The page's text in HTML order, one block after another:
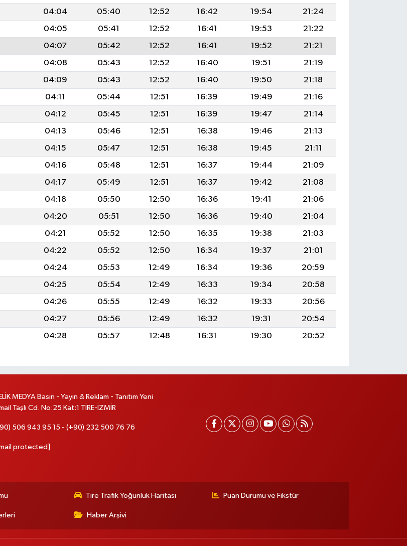
04:04 05:40 12:52 16:42 19:54
21:24
04:05 05:41 12:52 16:41 19:53
21:22
04:07 05:42 12:52 16:41 19:52
21:21
04:08 05:43 12:52 16:40 19:51
21:19
04:09 05:43 12:52 16:40 19:50
21:18
04:11 05:44 12:51 16:39 19:49
21:16
04:12 05:45 12:51 16:39 19:47
21:14
04:13 05:46 12:51 16:38 19:46
21:13
04:15 05:47 12:51 16:38 19:45
21:11
04:16 05:48 12:51 16:37 19:44
21:09
04:17 05:49 12:51 16:37 19:42
21:08
04:18 05:50 12:50 16:36 19:41
21:06
04:20 05:51 12:50 16:36 19:40
21:04
04:21 05:52 12:50 16:35 19:38
21:03
04:22 05:52 12:50 16:34 19:37
21:01
04:24 05:53 12:49 16:34 19:36
20:59
04:25 05:54 12:49 16:33 19:34
20:58
04:26 05:55 12:49 16:32 19:33
20:56
04:27 05:56 12:49 16:32 19:31
20:54
04:28 05:57 12:48 16:31 19:30 20:52
MEDYA Basın - Yayın & Reklam - Tanıtım Yeni
Taşlı Cd. No:25 Kat:1 TİRE-İZMİR
506 943 95 15 - (+90) 232 500 76 76
protected]
Tire Trafik Yoğunluk Haritası Puan Durumu ve Fikstür
Haber Arşivi